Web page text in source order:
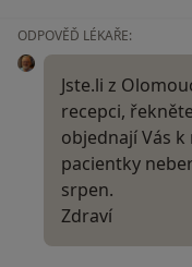
ODPOVĚĎ LÉKAŘE:
Jste.li z
recepci,
objednají Vás k
pacientky
srpen.
Zdraví